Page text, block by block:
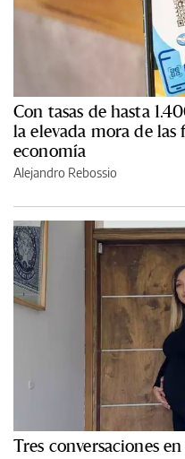
Con tasas de hasta
la elevada mora de
economía
Alejandro Rebossio
Tres conversaciones